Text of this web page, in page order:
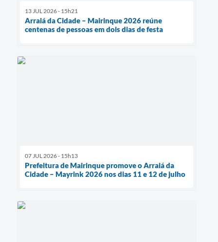
13 JUL 2026 - 15h21
Arraiá da Cidade – Mairinque 2026 reúne
centenas de pessoas em dois dias de festa
07 JUL 2026 - 15h13
Prefeitura de Mairinque promove o Arraiá da
Cidade – Mayrink 2026 nos dias 11 e 12 de julho